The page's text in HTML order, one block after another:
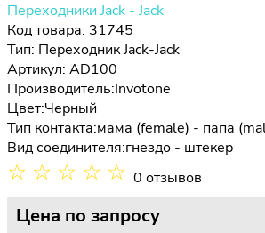
Переходники Jack - Jack
Код товара: 31745
Тип: Переходник Jack-Jack
Артикул: AD100
Производитель:Invotone
Цвет:Черный
Тип контакта:мама (female) - папа
Вид соединителя:гнездо - штекер
☆ ☆ ☆ ☆ ☆ 0 отзывов
Цена по запросу